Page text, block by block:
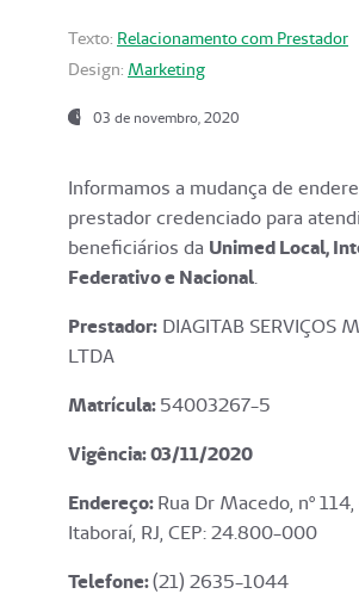
Texto: Relacionamento com Prestador
Design: Marketing
03 de novembro, 2020
Informamos a mudança de
prestador credenciado para
beneficiários da Unimed Local,
Federativo e Nacional.
Prestador: DIAGITAB SERVIÇOS
LTDA
Matrícula:54003267-5
Vigência: 03/11/2020
Endereço:Rua Dr Macedo, nº
Itaboraí, RJ, CEP: 24.800-000
Telefone:(21) 2635-1044